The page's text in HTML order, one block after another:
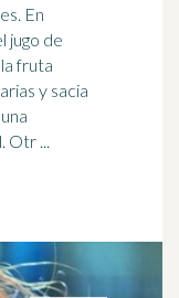
En
jugo de
fruta
y sacia
excepción a esta regla nutricional. Otr ...